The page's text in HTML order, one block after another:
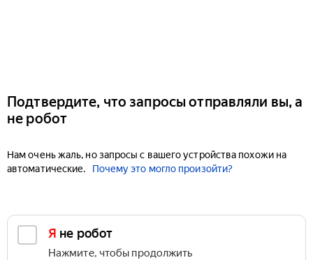
Подтвердите, что запросы отправляли вы, а
не робот
Нам очень жаль, но запросы с вашего устройства похожи на
автоматические.
Почему это могло произойти?
Я не робот
Нажмите, чтобы продолжить